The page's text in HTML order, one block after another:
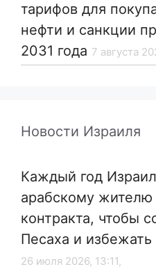
тарифов для
нефти и санкции
2031 года 7 августа
Новости Израиля
Каждый год
арабскому
контракта, чтобы
Песаха и
26 июля 2026, 13:11,